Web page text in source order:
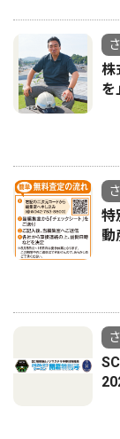
株
を
特
動